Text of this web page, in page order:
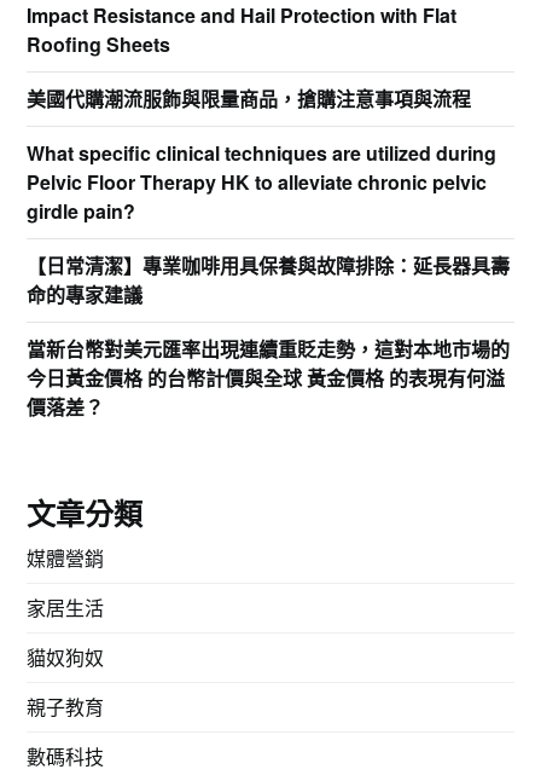
Impact Resistance and Hail Protection with Flat
Roofing Sheets
美國代購潮流服飾與限量商品，搶購注意事項與流程
What specific clinical techniques are utilized during
Pelvic Floor Therapy HK to alleviate chronic pelvic
girdle pain?
【日常清潔】專業咖啡用具保養與故障排除：延長器具壽
命的專家建議
當新台幣對美元匯率出現連續重貶走勢，這對本地市場的
今日黃金價格 的台幣計價與全球 黃金價格 的表現有何溢
價落差？
文章分類
媒體營銷
家居生活
貓奴狗奴
親子教育
數碼科技